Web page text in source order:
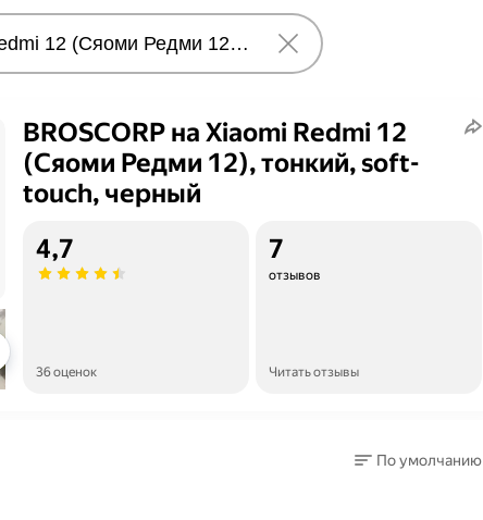
BROSCORP на Xiaomi Redmi 12
(Сяоми Редми 12), тонкий, soft-
touch, черный
4,7
36 оценок
7
отзывов
Читать отзывы
По умолчанию